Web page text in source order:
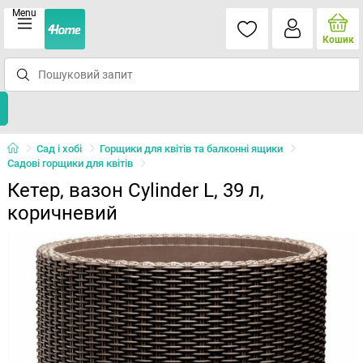
Menu
Кошик
Сад і хобі
Горщики для квітів та балконні ящики
Садові горщики для квітів
Кетер, вазон Cylinder L, 39 л,
коричневий